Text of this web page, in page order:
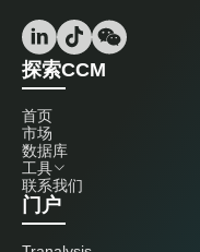
探索CCM
首页
市场
数据库
工具
联系我们
门户